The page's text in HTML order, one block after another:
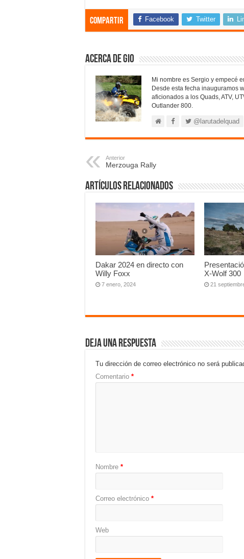
Compartir Facebook Twitter
Acerca de Gio
Mi nombre es Sergio y empecé
Desde esta fecha inauguramos
aficionados a los Quads, ATV,
Outlander 800.
@larutadelquad
Anterior
Merzouga Rally
Artículos relacionados
Dakar 2024 en directo con
Willy Foxx
7 enero, 2024
X-Wolf 300
21
Deja una respuesta
Tu dirección de correo electrónico no será
Comentario *
Nombre *
Correo electrónico *
Web